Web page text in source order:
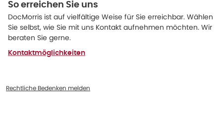
So erreichen Sie uns
DocMorris ist auf vielfältige Weise für Sie erreichbar. Wählen
Sie selbst, wie Sie mit uns Kontakt aufnehmen möchten. Wir
beraten Sie gerne.
Kontaktmöglichkeiten
Rechtliche Bedenken melden